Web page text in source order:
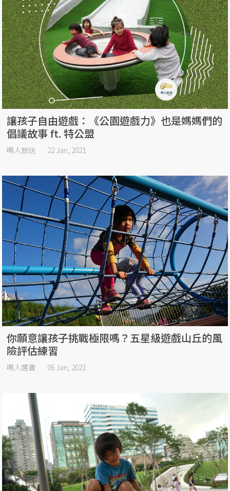
讓孩子自由遊戲：《公園遊戲力》也是媽媽們的
倡議故事 ft. 特公盟
鳴人放送 22 Jan, 2021
你願意讓孩子挑戰極限嗎？五星級遊戲山丘的風
險評估練習
鳴人選書 06 Jan, 2021